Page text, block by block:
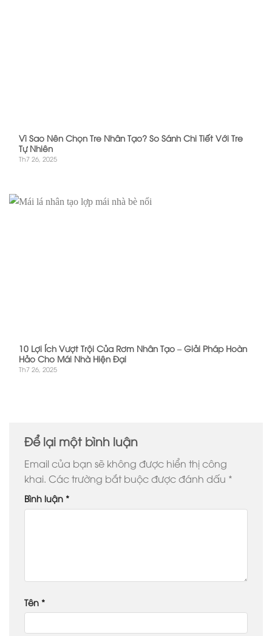
Vì Sao Nên Chọn Tre Nhân Tạo? So Sánh Chi Tiết Với Tre
Tự Nhiên
Th7 26, 2025
10 Lợi Ích Vượt Trội Của Rơm Nhân Tạo – Giải Pháp Hoàn
Hảo Cho Mái Nhà Hiện Đại
Th7 26, 2025
Để lại một bình luận
Email của bạn sẽ không được hiển thị công
khai. Các trường bắt buộc được đánh dấu *
Bình luận *
Tên *